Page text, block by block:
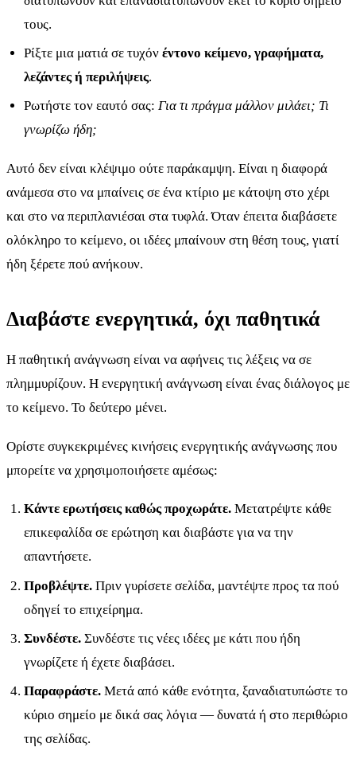
τους.
Ρίξτε μια ματιά σε τυχόνέντονο κείμενο, γραφήματα,
λεζάντες ή περιλήψεις.
Ρωτήστε τον εαυτό σας:Για τι πράγμα μάλλον μιλάει; Τι
γνωρίζω ήδη;
Αυτό δεν είναι κλέψιμο ούτε παράκαμψη. Είναι η διαφορά
ανάμεσα στο να μπαίνεις σε ένα κτίριο με κάτοψη στο χέρι
και στο να περιπλανιέσαι στα τυφλά. Όταν έπειτα διαβάσετε
ολόκληρο το κείμενο, οι ιδέες μπαίνουν στη θέση τους, γιατί
ήδη ξέρετε πού ανήκουν.
Διαβάστε ενεργητικά, όχι παθητικά
Η παθητική ανάγνωση είναι να αφήνεις τις λέξεις να σε
πλημμυρίζουν. Η ενεργητική ανάγνωση είναι ένας διάλογος με
το κείμενο. Το δεύτερο μένει.
Ορίστε συγκεκριμένες κινήσεις ενεργητικής ανάγνωσης που
μπορείτε να χρησιμοποιήσετε αμέσως:
Κάντε ερωτήσεις καθώς προχωράτε. Μετατρέψτε κάθε
επικεφαλίδα σε ερώτηση και διαβάστε για να την
απαντήσετε.
Προβλέψτε. Πριν γυρίσετε σελίδα, μαντέψτε προς τα πού
οδηγεί το επιχείρημα.
Συνδέστε. Συνδέστε τις νέες ιδέες με κάτι που ήδη
γνωρίζετε ή έχετε διαβάσει.
Παραφράστε. Μετά από κάθε ενότητα, ξαναδιατυπώστε το
κύριο σημείο με δικά σας λόγια — δυνατά ή στο περιθώριο
της σελίδας.